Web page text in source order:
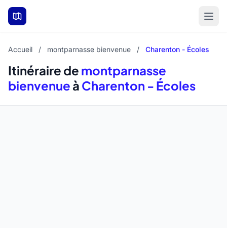
Aller au contenu principal
Accueil / montparnasse bienvenue / Charenton - Écoles
Itinéraire de montparnasse
bienvenue à Charenton - Écoles